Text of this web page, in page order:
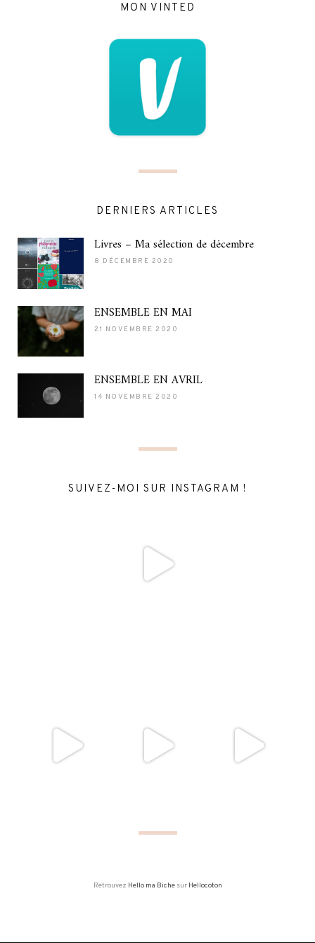
MON VINTED
DERNIERS ARTICLES
Livres – Ma sélection de décembre
8 DÉCEMBRE 2020
ENSEMBLE EN MAI
21 NOVEMBRE 2020
ENSEMBLE EN AVRIL
14 NOVEMBRE 2020
SUIVEZ-MOI SUR INSTAGRAM !
Retrouvez Hello ma Bichesur Hellocoton